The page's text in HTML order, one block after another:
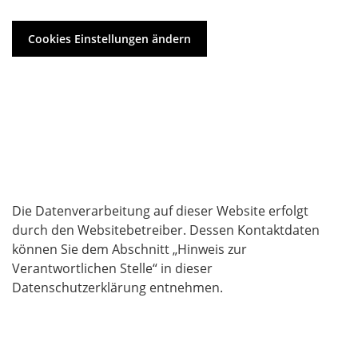
Cookies Einstellungen ändern
Die Datenverarbeitung auf dieser Website erfolgt
durch den Websitebetreiber. Dessen Kontaktdaten
können Sie dem Abschnitt „Hinweis zur
Verantwortlichen Stelle“ in dieser
Datenschutzerklärung entnehmen.